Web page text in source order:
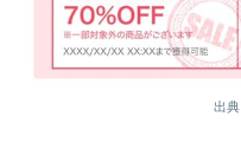
出